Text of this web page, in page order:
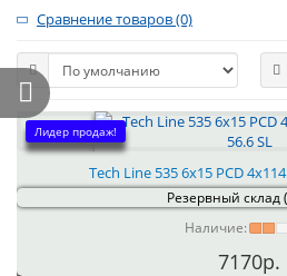
Сравнение товаров (0)
Лидер продаж!
Tech Line 535 6x15 PCD
Резервный склад
Наличие:
7170р.